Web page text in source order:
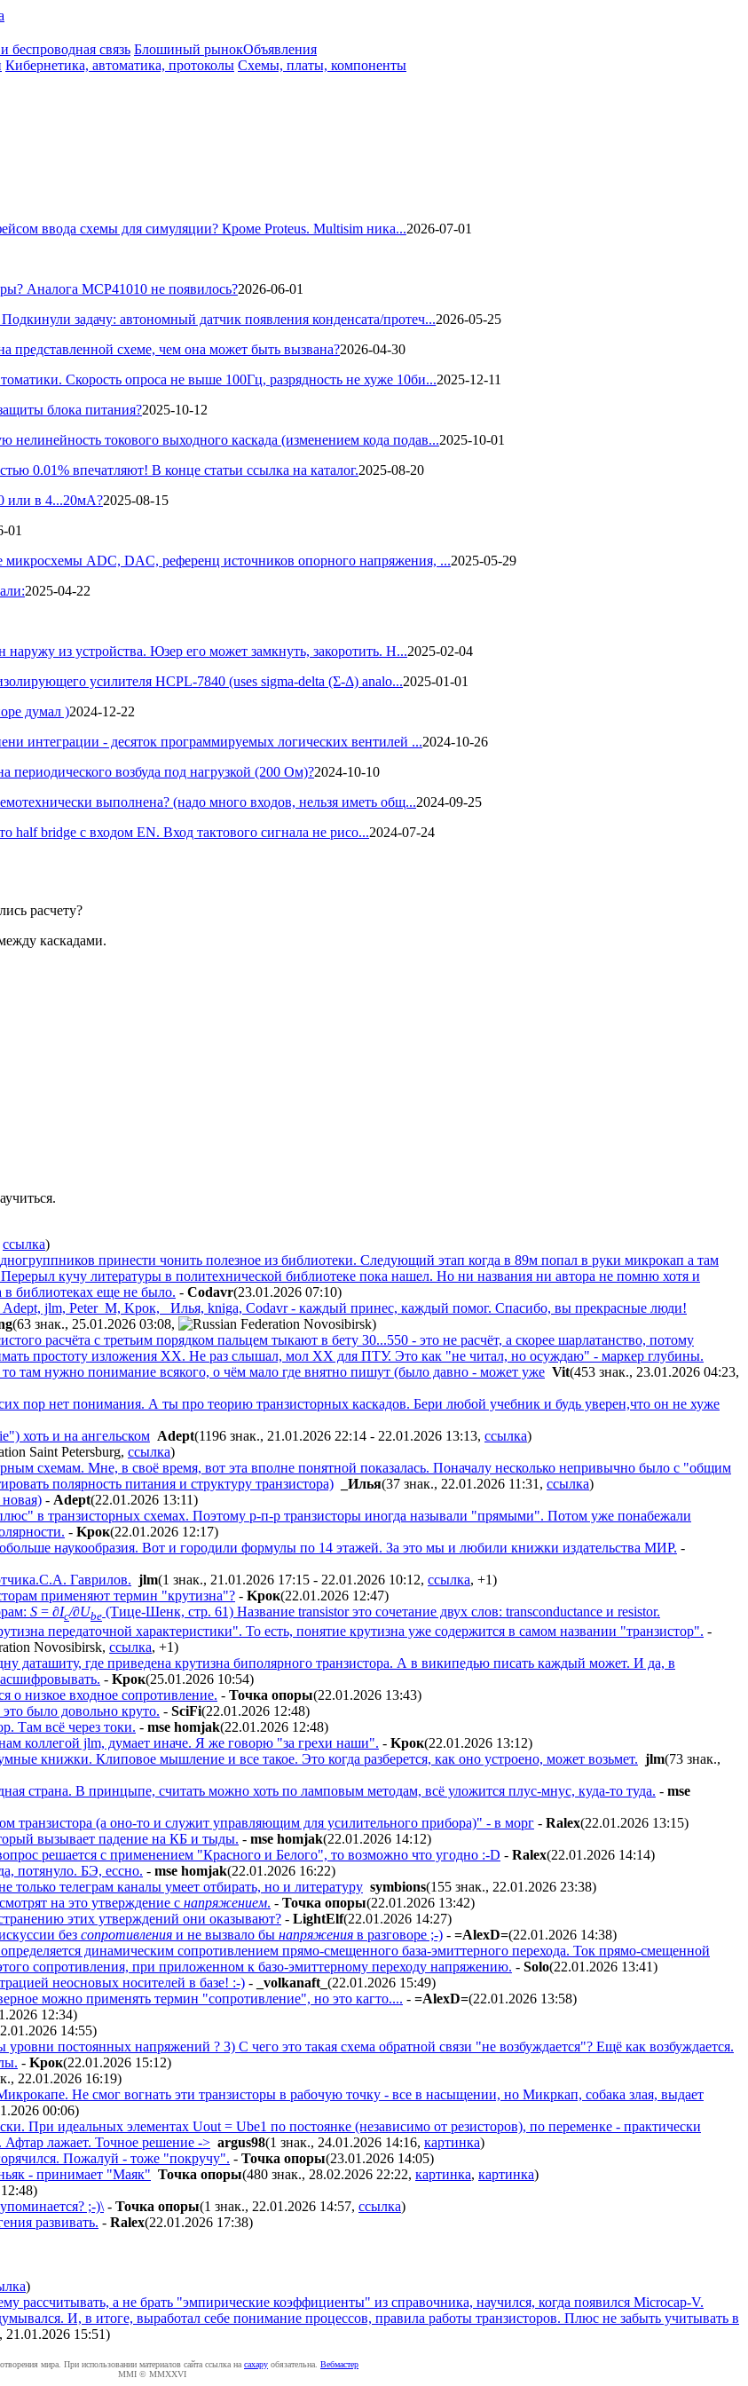
беспроводная связь Блошиный рынокОбъявления
Кибернетика, автоматика, протоколы Схемы, платы, компоненты
ввода схемы для симуляции? Кроме Proteus. Multisim ника...2026-07-01
Аналога MCP41010 не появилось?2026-06-01
задачу: автономный датчик появления конденсата/протеч...2026-05-25
представленной схеме, чем она может быть вызвана?2026-04-30
Скорость опроса не выше 100Гц, разрядность не хуже 10би...2025-12-11
блока питания?2025-10-12
токового выходного каскада (изменением кода подав...2025-10-01
0.01% впечатляют! В конце статьи ссылка на каталог.2025-08-20
или в 4...20мА?2025-08-15
01
ADC, DAC, референц источников опорного напряжения, ...2025-05-29
2025-04-22
из устройства. Юзер его может замкнуть, закоротить. Н...2025-02-04
усилителя HCPL-7840 (uses sigma-delta (Σ-Δ) analo...2025-01-01
думал )2024-12-22
интеграции - десяток программируемых логических вентилей ...2024-10-26
возбуда под нагрузкой (200 Ом)?2024-10-10
выполнена? (надо много входов, нельзя иметь общ...2024-09-25
half bridge с входом EN. Вход тактового сигнала не рисо...2024-07-24
расчету?
каскадами.
ссылка)
принести чонить полезное из библиотеки. Следующий этап когда в 89м попал в руки микрокап а там
кучу литературы в политехнической библиотеке пока нашел. Но ни названия ни автора не помню хотя и
в библиотеках еще не было. - Codavr(23.01.2026 07:10)
jlm, Peter_M, Kpoк, _Илья, kniga, Codavr - каждый принес, каждый помог. Спасибо, вы прекрасные люди!
(63 знак., 25.01.2026 03:08,
)
расчёта с третьим порядком пальцем тыкают в бету 30...550 - это не расчёт, а скорее шарлатанство, потому
простоту изложения ХХ. Не раз слышал, мол ХХ для ПТУ. Это как "не читал, но осуждаю" - маркер глубины.
то там нужно понимание всякого, о чём мало где внятно пишут (было давно - может уже Vit(453 знак., 23.01.2026 04:23,
пор нет понимания. А ты про теорию транзисторных каскадов. Бери любой учебник и будь уверен,что он не хуже
хоть и на ангельском Adept(1196 знак., 21.01.2026 22:14 - 22.01.2026 13:13, ссылка)
, ссылка)
схемам. Мне, в своё время, вот эта вполне понятной показалась. Поначалу несколько непривычно было с "общим
полярность питания и структуру транзистора)
_Илья(37 знак., 22.01.2026 11:31 , ссылка)
- Adept(22.01.2026 13:11)
в транзисторных схемах. Поэтому р-п-р транзисторы иногда называли "прямыми". Потом уже понабежали
- Kpoк(22.01.2026 12:17)
наукообразия. Вот и городили формулы по 14 этажей. За это мы и любили книжки издательства МИР. -
Гаврилов. jlm(1 знак., 21.01.2026 17:15 - 22.01.2026 10:12, ссылка, +1)
применяют термин "крутизна"? - Kpoк(22.01.2026 12:47)
S = ∂Ic/∂Ube (Тице-Шенк, стр. 61) Название transistor это сочетание двух слов: transconductance и resistor.
передаточной характеристики". То есть, понятие крутизна уже содержится в самом названии "транзистор". -
, ссылка, +1)
даташиту, где приведена крутизна биполярного транзистора. А в википедью писать каждый может. И да, в
- Kpoк(25.01.2026 10:54)
о низкое входное сопротивление. - Toчкa oпopы(22.01.2026 13:43)
было довольно круто. - SciFi(22.01.2026 12:48)
Там всё через токи. - mse homjak(22.01.2026 12:48)
коллегой jlm, думает иначе. Я же говорю "за грехи наши". - Kpoк(22.01.2026 13:12)
книжки. Клиповое мышление и все такое. Это когда разберется, как оно устроено, может возьмет. jlm(73 знак.,
страна. В принцыпе, считать можно хоть по ламповым методам, всё уложится плус-мнус, куда-то туда. - mse
транзистора (а оно-то и служит управляющим для усилительного прибора)" - в морг - Ralex(22.01.2026 13:15)
вызывает падение на КБ и тыды. - mse homjak(22.01.2026 14:12)
решается с применением "Красного и Белого", то возможно что угодно :-D - Ralex(22.01.2026 14:14)
потянуло. БЭ, ессно. - mse homjak(22.01.2026 16:22)
только телеграм каналы умеет отбирать, но и литературу symbions(155 знак., 22.01.2026 23:38)
на это утверждение с напряжением. - Toчкa oпopы(22.01.2026 13:42)
этих утверждений они оказывают? - LightElf(22.01.2026 14:27)
без сопротивления и не вызвало бы напряжения в разговоре ;-) - =AlexD=(22.01.2026 14:38)
динамическим сопротивлением прямо-смещенного база-эмиттерного перехода. Ток прямо-смещенной
сопротивления, при приложенном к базо-эмиттерному переходу напряжению. - Solo(22.01.2026 13:41)
неосновых носителей в базе! :-) - _volkanaft_ (22.01.2026 15:49)
можно применять термин "сопротивление", но это кагто.... - =AlexD=(22.01.2026 13:58)
12:34)
14:55)
постоянных напряжений ? 3) С чего это такая схема обратной связи "не возбуждается"? Ещё как возбуждается.
- Kpoк(22.01.2026 15:12)
22.01.2026 16:19)
Не смог вогнать эти транзисторы в рабочую точку - все в насыщении, но Микркап, собака злая, выдает
00:06)
При идеальных элементах Uout = Ube1 по постоянке (независимо от резисторов), по переменке - практически
лажает. Точное решение -> argus98(1 знак., 24.01.2026 14:16, картинка)
Пожалуй - тоже "покручу". - Toчкa oпopы(23.01.2026 14:05)
- принимает "Маяк" Toчкa oпopы(480 знак., 28.02.2026 22:22, картинка, картинка)
)
;-)\ - Toчкa oпopы(1 знак., 22.01.2026 14:57, ссылка)
развивать. - Ralex(22.01.2026 17:38)
)
рассчитывать, а не брать "эмпирические коэффициенты" из справочника, научился, когда появился Microcap-V.
И, в итоге, выработал себе понимание процессов, правила работы транзисторов. Плюс не забыть учитывать в
21.01.2026 15:51)
мира. При использовании материалов сайта ссылка на caxapу обязательна. Вебмастер
MMI © MMXXVI